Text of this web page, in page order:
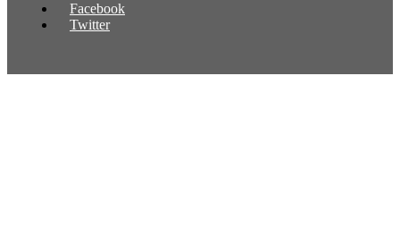
Facebook
Twitter